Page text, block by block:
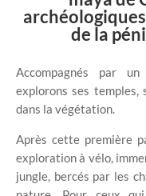
de la
Accompagnés par
explorons ses temples,
dans la végétation.
Après cette première
exploration à vélo,
jungle, bercés par les